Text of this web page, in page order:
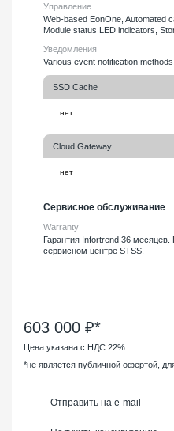
Управление
Web-based EonOne, Automated
Module status LED indicators,
Уведомления
Various event notification
SSD Cache
Cloud Gateway
Сервисное обслуживание
Warranty
Гарантия Infortrend 36
сервисном центре STSS.
603 000 ₽*
Цена указана с НДС 22%
*не является публичной офертой,
Отправить на e-mail